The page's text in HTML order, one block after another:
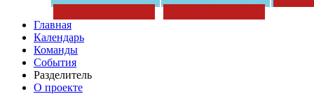
Главная
Календарь
Команды
События
Разделитель
О проекте